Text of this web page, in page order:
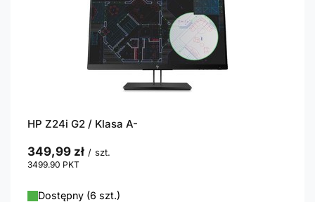
HP Z24i G2 / Klasa A-
349,99 zł / szt.
3499.90 PKT
Dostępny (6 szt.)